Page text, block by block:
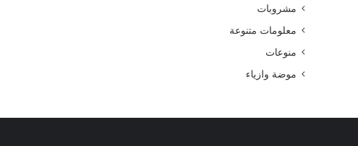
مشروبات
معلومات متنوعة
منوعات
موضة وازياء